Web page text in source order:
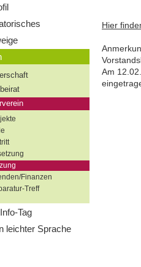
Finanzen
Treff
Tag
leichter Sprache
Hier
Am